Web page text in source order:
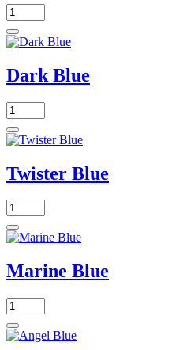
Dark Blue
Twister Blue
Marine Blue